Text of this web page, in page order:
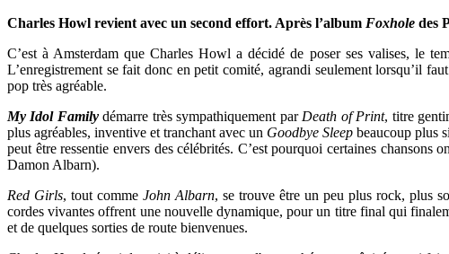
Charles Howl revient avec un second effort. Après l’album Foxhole des
C’est à Amsterdam que Charles Howl a décidé de poser ses valises, le
L’enregistrement se fait donc en petit comité, agrandi seulement lorsqu’il
pop très agréable.
My Idol Familydémarre très sympathiquement par Death of Print, titre
plus agréables, inventive et tranchant avec un Goodbye Sleep beaucoup plus
peut être ressentie envers des célébrités. C’est pourquoi certaines chansons
Damon Albarn).
Red Girls, tout comme John Albarn, se trouve être un peu plus rock, plus
cordes vivantes offrent une nouvelle dynamique, pour un titre final qui
et de quelques sorties de route bienvenues.